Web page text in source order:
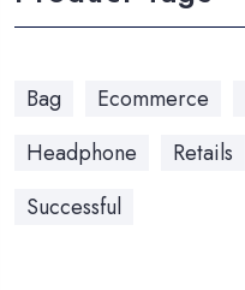
Bag Ecommerce
Headphone
Retails
Successful